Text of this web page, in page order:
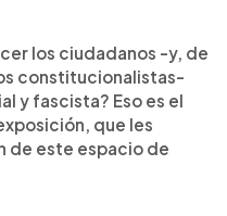
los ciudadanos -y, de
constitucionalistas-
y fascista? Eso es el
que les
de este espacio de